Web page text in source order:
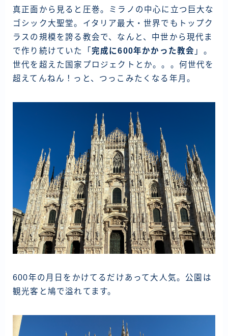
真正面から見ると圧巻。ミラノの中心に立つ巨大な
ゴシック大聖堂。イタリア最大・世界でもトップク
ラスの規模を誇る教会で、なんと、中世から現代ま
で作り続けていた「 完成に600年かかった教会 」。
世代を超えた国家プロジェクトとか。。。何世代を
超えてんねん！っと、つっこみたくなる年月。
600年の月日をかけてるだけあって大人気。公園は
観光客と鳩で溢れてます。